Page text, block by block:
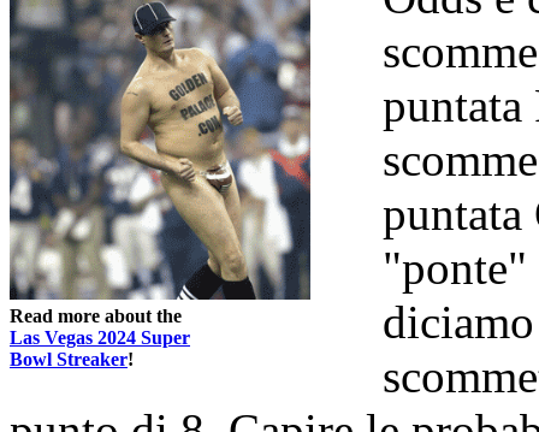
Read more about the
Las Vegas 2024 Super
Bowl Streaker!
puntata
puntata
"ponte"